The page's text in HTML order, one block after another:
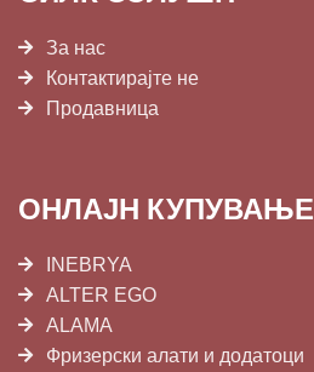
За нас
Контактирајте не
Продавница
ОНЛАЈН КУПУВАЊЕ
INEBRYA
ALTER EGO
ALAMA
Фризерски алати и додатоци